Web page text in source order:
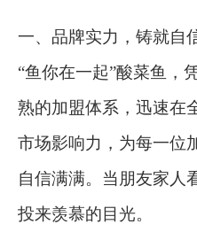
一、品牌实力，铸就自
“鱼你在一起”酸菜鱼，
熟的加盟体系，迅速在
市场影响力，为每一位
自信满满。当朋友家人
投来羡慕的目光。